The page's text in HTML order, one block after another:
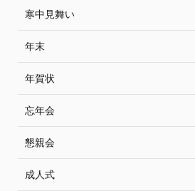
寒中見舞い
年末
年賀状
忘年会
懇親会
成人式